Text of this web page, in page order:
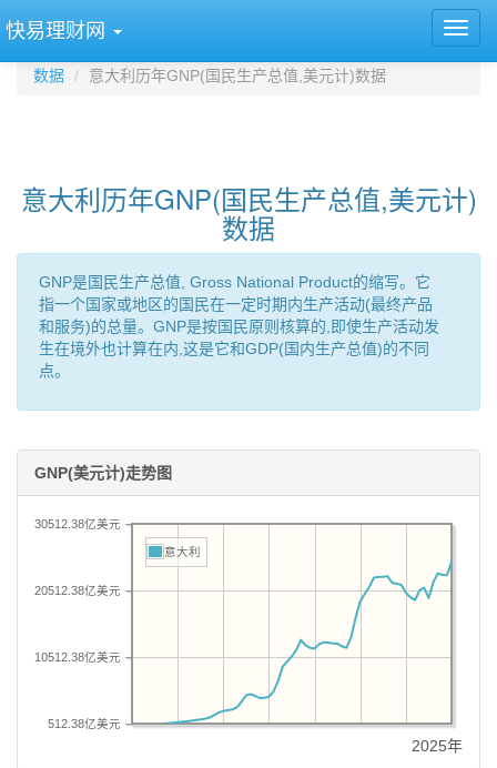
快易理财网
数据 意大利历年GNP(国民生产总值,美元计)数据
意大利历年GNP(国民生产总值,美元计)
数据
GNP是国民生产总值, Gross National Product的缩写。它
指一个国家或地区的国民在一定时期内生产活动(最终产品
和服务)的总量。GNP是按国民原则核算的,即使生产活动发
生在境外也计算在内,这是它和GDP(国内生产总值)的不同
点。
GNP(美元计)走势图
512.38亿美元
10512.38亿美元
20512.38亿美元
30512.38亿美元
意大利
2025年